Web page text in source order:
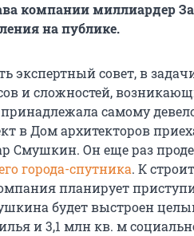
компании миллиардер
на публике.
экспертный совет, в
и сложностей,
самому
в Дом архитекторов
Смушкин. Он еще раз
города-спутника. К
планирует
будет выстроен
и 3,1 млн кв. м